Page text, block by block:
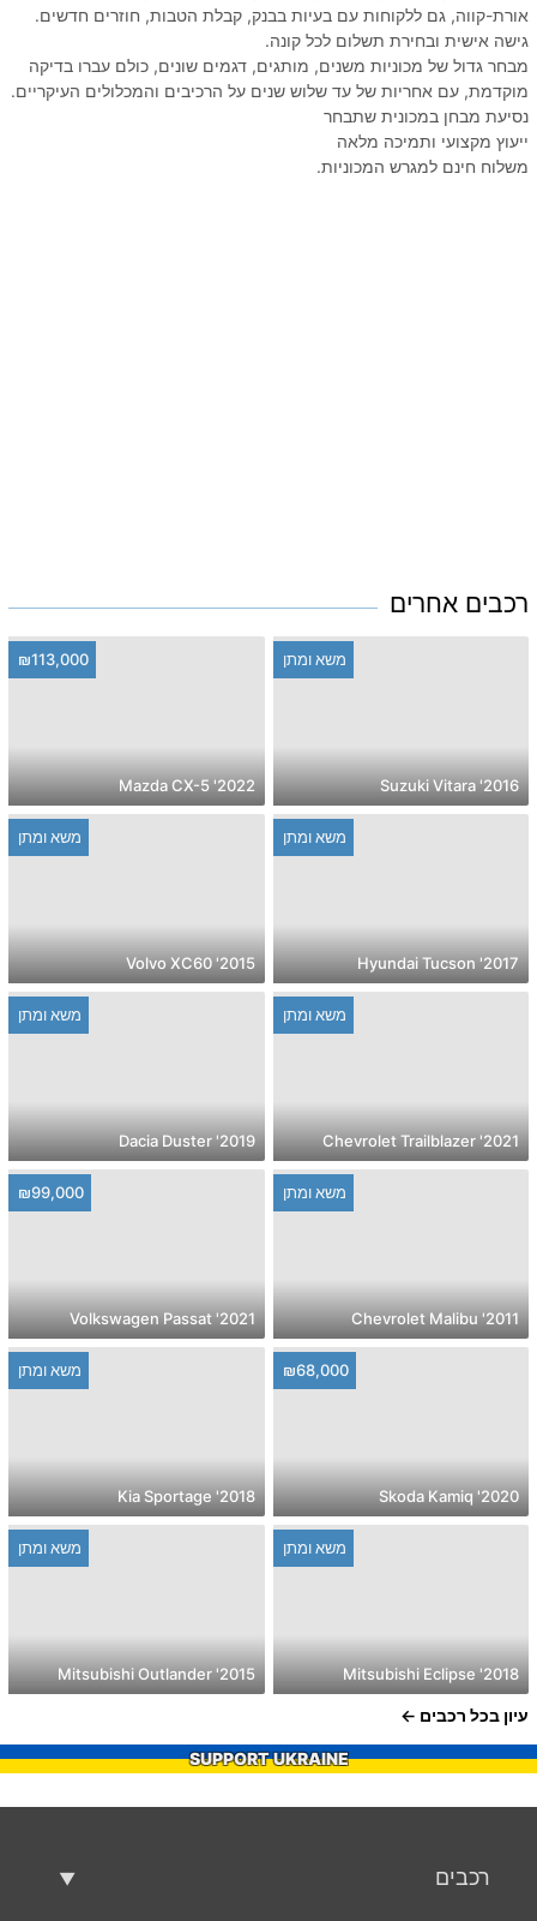
אורת-קווה, גם ללקוחות עם בעיות בבנק, קבלת הטבות, חוזרים חדשים.
גישה אישית ובחירת תשלום לכל קונה.
מבחר גדול של מכוניות משנים, מותגים, דגמים שונים, כולם עברו בדיקה
מוקדמת, עם אחריות של עד שלוש שנים על הרכיבים והמכלולים העיקריים.
נסיעת מבחן במכונית שתבחר
ייעוץ מקצועי ותמיכה מלאה
משלוח חינם למגרש המכוניות.
רכבים אחרים
משא ומתן
2016' Suzuki Vitara
₪113,000
2022' Mazda CX-5
משא ומתן
2017' Hyundai Tucson
משא ומתן
2015' Volvo XC60
משא ומתן
2021' Chevrolet Trailblazer
משא ומתן
2019' Dacia Duster
משא ומתן
2011' Chevrolet Malibu
₪99,000
2021' Volkswagen Passat
₪68,000
2020' Skoda Kamiq
משא ומתן
2018' Kia Sportage
משא ומתן
2018' Mitsubishi Eclipse
משא ומתן
2015' Mitsubishi Outlander
עיון בכל רכבים
SUPPORT UKRAINE
רכבים